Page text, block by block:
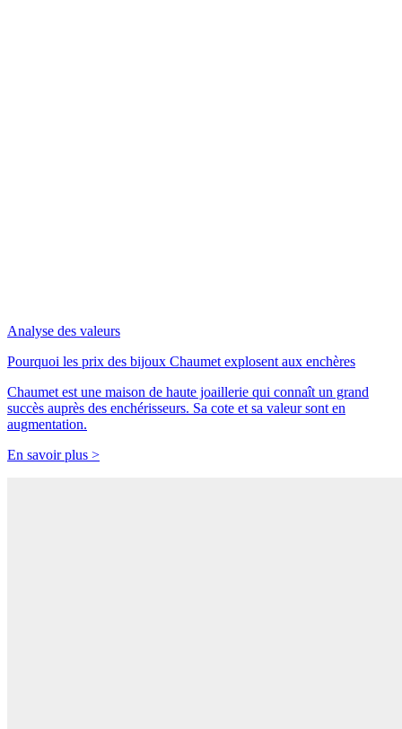
Analyse des valeurs
Pourquoi les prix des bijoux Chaumet explosent aux enchères
Chaumet est une maison de haute joaillerie qui connaît un grand
succès auprès des enchérisseurs. Sa cote et sa valeur sont en
augmentation.
En savoir plus >